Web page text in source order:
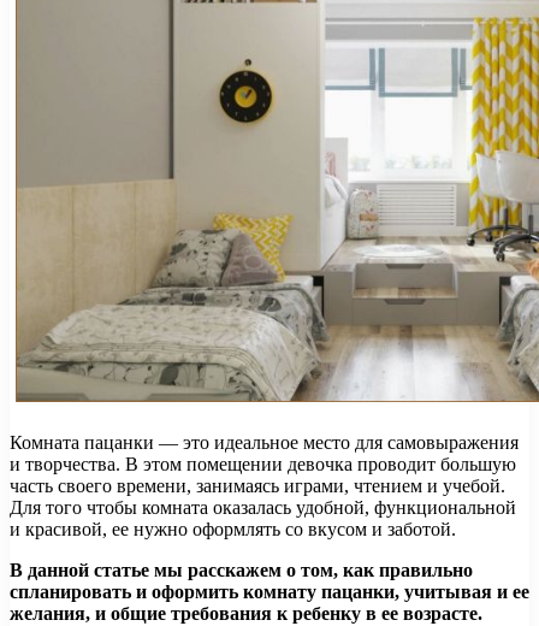
Комната пацанки — это идеальное место для самовыражения
и творчества. В этом помещении девочка проводит большую
часть своего времени, занимаясь играми, чтением и учебой.
Для того чтобы комната оказалась удобной, функциональной
и красивой, ее нужно оформлять со вкусом и заботой.
В данной статье мы расскажем о том, как правильно
спланировать и оформить комнату пацанки, учитывая и ее
желания, и общие требования к ребенку в ее возрасте.